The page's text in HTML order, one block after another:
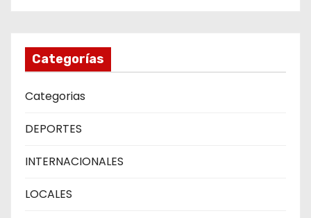
Categorías
Categorias
DEPORTES
INTERNACIONALES
LOCALES